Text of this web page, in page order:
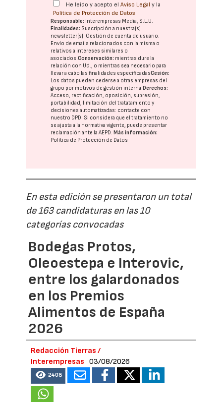
He leído y acepto elAviso Legal y la
Política de Protección de Datos
Responsable: Interempresas Media, S.L.U.
Finalidades: Suscripción a nuestra(s)
newsletter(s). Gestión de cuenta de usuario.
Envío de emails relacionados con la misma o
relativos a intereses similares o
asociados.Conservación: mientras dure la
relación con Ud., o mientras sea necesario para
llevar a cabo las finalidades especificadasCesión:
Los datos pueden cederse a otras empresas del
grupo por motivos de gestión interna.Derechos:
Acceso, rectificación, oposición, supresión,
portabilidad, limitación del tratatamiento y
decisiones automatizadas: contacte con
nuestro DPD. Si considera que el tratamiento no
se ajusta a la normativa vigente, puede presentar
reclamación ante laAEPD.Más información:
Política de Protección de Datos
En esta edición se presentaron un total
de 163 candidaturas en las 10
categorías convocadas
Bodegas Protos,
Oleoestepa e Interovic,
entre los galardonados
en los Premios
Alimentos de España
2026
Redacción Tierras /
Interempresas
03/08/2026
2408